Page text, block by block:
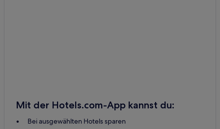
Niederwillingen Hotels
Schillingshof Hotels
Mit der Hotels.com-App kannst du:
Bei ausgewählten Hotels sparen